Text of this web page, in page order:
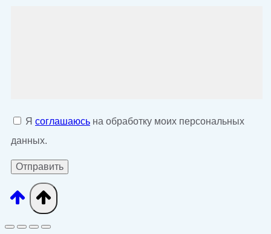
Я соглашаюсь на обработку моих персональных
данных.